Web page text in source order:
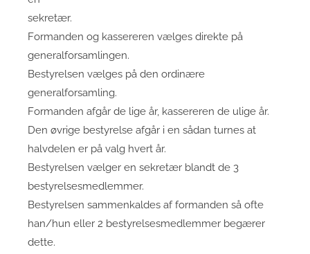
sekretær.
Formanden og kassereren vælges direkte på
generalforsamlingen.
Bestyrelsen vælges på den ordinære
generalforsamling.
Formanden afgår de lige år, kassereren de ulige år.
Den øvrige bestyrelse afgår i en sådan turnes at
halvdelen er på valg hvert år.
Bestyrelsen vælger en sekretær blandt de 3
bestyrelsesmedlemmer.
Bestyrelsen sammenkaldes af formanden så ofte
han/hun eller 2 bestyrelsesmedlemmer begærer
dette.